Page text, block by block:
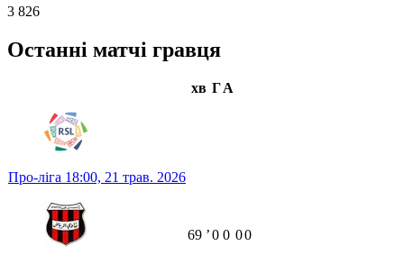
3 826
Останні матчі гравця
хв ГА
Про-ліга 18:00, 21 трав. 2026
69 ʼ0 0 00